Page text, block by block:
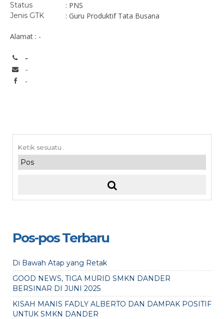
Status : PNS
Jenis GTK : Guru Produktif Tata Busana
Alamat : -
-
-
-
Pos-pos Terbaru
Di Bawah Atap yang Retak
GOOD NEWS, TIGA MURID SMKN DANDER
BERSINAR DI JUNI 2025
KISAH MANIS FADLY ALBERTO DAN DAMPAK POSITIF
UNTUK SMKN DANDER